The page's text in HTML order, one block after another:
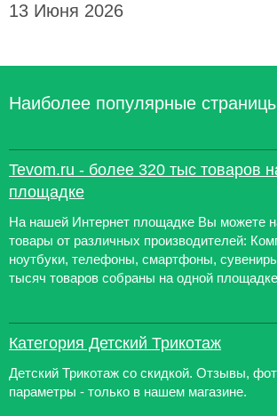
13 Июня 2026
Наиболее популярные
Tevom.ru - более 320 тыс товаров
площадке
На нашей Интернет площадке Вы можете
товары от различных производителей:
ноутбуки, телефоны, смартфоны,
тысяч товаров собраны на одной
Категория Детский Трикотаж
Детский Трикотаж со скидкой. Отзывы,
параметры - только в нашем магазине.